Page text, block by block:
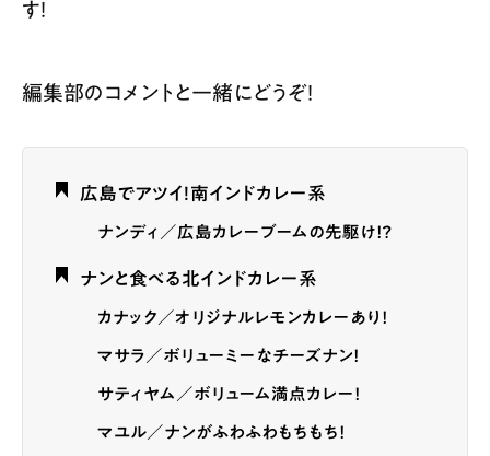
す！
編集部のコメントと一緒にどうぞ！
広島でアツイ！南インドカレー系
ナンディ／広島カレーブームの先駆け！？
ナンと食べる北インドカレー系
カナック／オリジナルレモンカレーあり！
マサラ／ボリューミーなチーズナン！
サティヤム／ボリューム満点カレー！
マユル／ナンがふわふわもちもち！